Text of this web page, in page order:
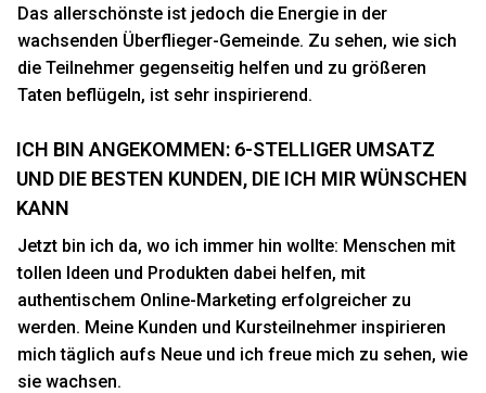
Das allerschönste ist jedoch die Energie in der
wachsenden Überflieger-Gemeinde. Zu sehen, wie sich
die Teilnehmer gegenseitig helfen und zu größeren
Taten beflügeln, ist sehr inspirierend.
ICH BIN ANGEKOMMEN: 6-STELLIGER UMSATZ
UND DIE BESTEN KUNDEN, DIE ICH MIR WÜNSCHEN
KANN
Jetzt bin ich da, wo ich immer hin wollte: Menschen mit
tollen Ideen und Produkten dabei helfen, mit
authentischem Online-Marketing erfolgreicher zu
werden. Meine Kunden und Kursteilnehmer inspirieren
mich täglich aufs Neue und ich freue mich zu sehen, wie
sie wachsen.